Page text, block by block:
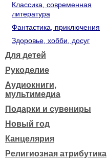
Классика, современная
литература
Фантастика, приключения
Здоровье, хобби, досуг
Для детей
Рукоделие
Аудиокниги,
мультимедиа
Подарки и сувениры
Новый год
Канцелярия
Религиозная атрибутика